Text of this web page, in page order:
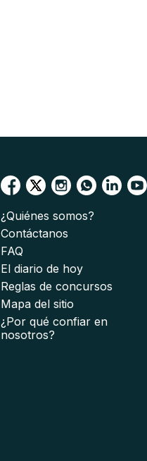
¿Quiénes somos?
Contáctanos
FAQ
El diario de hoy
Reglas de concursos
Mapa del sitio
¿Por qué confiar en
nosotros?